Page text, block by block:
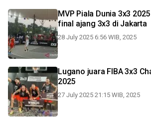
MVP Piala Dunia 3x3
final ajang 3x3 di Jakarta
28 July 2025 6:56 WIB, 2025
Lugano juara FIBA 3x3
2025
27 July 2025 21:15 WIB, 2025